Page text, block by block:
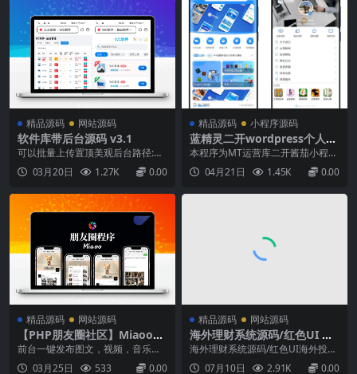
精品源码 网站源码
软件库带后台源码 v3.1
可以批量上传置顶美观后台路径:本
站域名/admin.php使用方法:更改数
据库配置即可更新日志：用户可以
等级、签到获得小马币、绑定qq登
录、更改密码、解绑、购买小马
币、收益详情、投稿软件状态、等
等...
03月20日 1.27K 0.00
精品源码 小程序源码
蓝精灵二开wordpress个人博
客小程序下载
本程序为MT运营库二开酱茄小程序
而来本套小程序已停止更新，所以
大家下载目前这款使用即可。【美
责声明菜单选项卡（后台...
04月21日 1.45K 0.00
精品源码 网站源码
【PHP朋友圈社区】Miaoo朋
友圈程序全开源版源码
前台一键发布图文，视频，音乐。
发布内容支持定位或自定义位置信
03月25日 533 0.00
精品源码 网站源码
海外理财系统源码/红色UI 海
外投资理财源码 自定义类型
海外理财系统源码/红色UI海外投资
理财源码自定义类型互联网转载具
07月10日 2.91K 0.00